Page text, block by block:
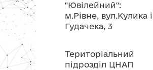
"Ювілейний":
м.Рівне, вул.Кулика і
Гудачека, 3
Територіальний
підрозділ ЦНАП